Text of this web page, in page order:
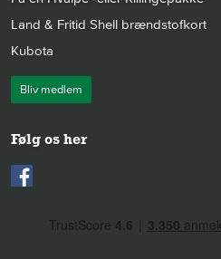
Land & Fritid Shell brændstofkort
Kubota
Bliv medlem
Følg os her